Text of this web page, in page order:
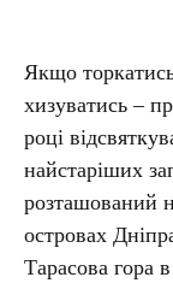
Якщо
хизуватись –
році
найстаріших
розташований
островах
Тарасова гора